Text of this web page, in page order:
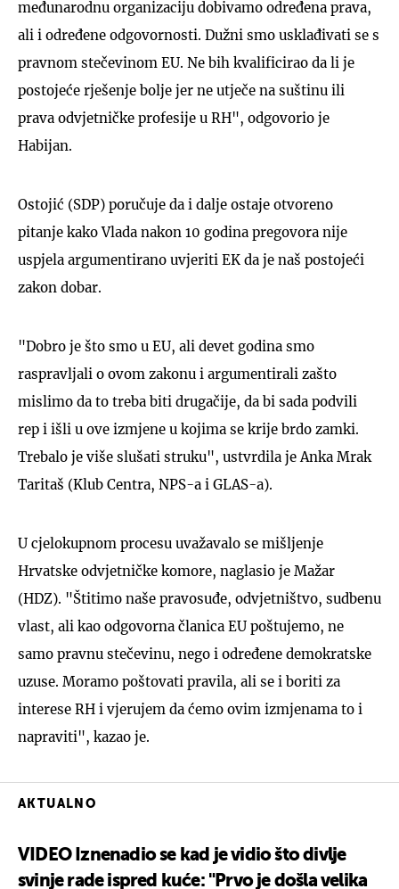
međunarodnu organizaciju dobivamo određena prava,
ali i određene odgovornosti. Dužni smo usklađivati se s
pravnom stečevinom EU. Ne bih kvalificirao da li je
postojeće rješenje bolje jer ne utječe na suštinu ili
prava odvjetničke profesije u RH", odgovorio je
Habijan.
Ostojić (SDP) poručuje da i dalje ostaje otvoreno
pitanje kako Vlada nakon 10 godina pregovora nije
uspjela argumentirano uvjeriti EK da je naš postojeći
zakon dobar.
"Dobro je što smo u EU, ali devet godina smo
raspravljali o ovom zakonu i argumentirali zašto
mislimo da to treba biti drugačije, da bi sada podvili
rep i išli u ove izmjene u kojima se krije brdo zamki.
Trebalo je više slušati struku", ustvrdila je Anka Mrak
Taritaš (Klub Centra, NPS-a i GLAS-a).
U cjelokupnom procesu uvažavalo se mišljenje
Hrvatske odvjetničke komore, naglasio je Mažar
(HDZ). "Štitimo naše pravosuđe, odvjetništvo, sudbenu
vlast, ali kao odgovorna članica EU poštujemo, ne
samo pravnu stečevinu, nego i određene demokratske
uzuse. Moramo poštovati pravila, ali se i boriti za
interese RH i vjerujem da ćemo ovim izmjenama to i
napraviti", kazao je.
AKTUALNO
VIDEO Iznenadio se kad je vidio što divlje
svinje rade ispred kuće: "Prvo je došla velika